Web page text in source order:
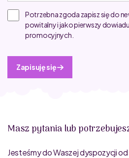
Potrzebna zgoda zapisz się do
powitalny i jako pierwszy
promocyjnych.
Zapisuję się
Masz pytania lub
Jesteśmy do Waszej dyspozycji